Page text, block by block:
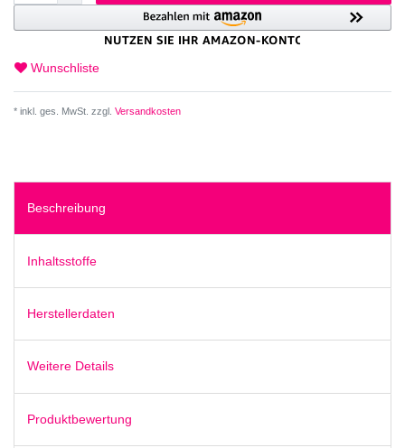
Wunschliste
* inkl. ges. MwSt. zzgl. Versandkosten
Beschreibung
Inhaltsstoffe
Herstellerdaten
Weitere Details
Produktbewertung